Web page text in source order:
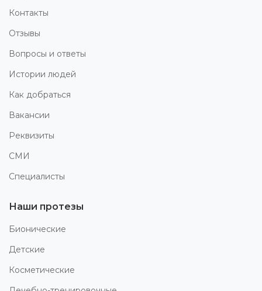
Контакты
Отзывы
Вопросы и ответы
Истории людей
Как добраться
Вакансии
Реквизиты
СМИ
Специалисты
Наши протезы
Бионические
Детские
Косметические